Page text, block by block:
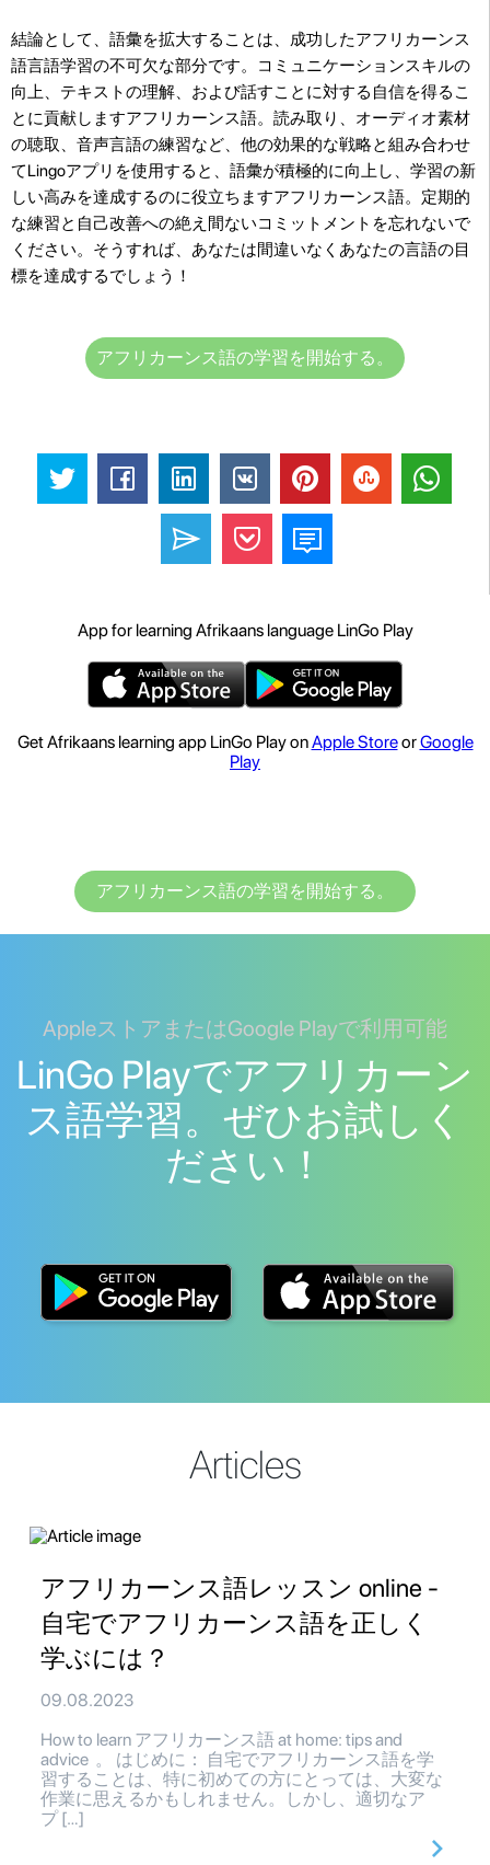
結論として、語彙を拡大することは、成功したアフリカーンス
語言語学習の不可欠な部分です。コミュニケーションスキルの
向上、テキストの理解、および話すことに対する自信を得るこ
とに貢献しますアフリカーンス語。読み取り、オーディオ素材
の聴取、音声言語の練習など、他の効果的な戦略と組み合わせ
てLingoアプリを使用すると、語彙が積極的に向上し、学習の新
しい高みを達成するのに役立ちますアフリカーンス語。定期的
な練習と自己改善への絶え間ないコミットメントを忘れないで
ください。そうすれば、あなたは間違いなくあなたの言語の目
標を達成するでしょう！
アフリカーンス語の学習を開始する。
App for learning Afrikaans language LinGo Play
Get Afrikaans learning app LinGo Play onApple StoreorGoogle
Play
アフリカーンス語の学習を開始する。
AppleストアまたはGoogle Playで利用可能
LinGo Playでアフリカーン
ス語学習。ぜひお試しく
ださい！
Articles
アフリカーンス語レッスン online -
自宅でアフリカーンス語を正しく
学ぶには？
09.08.2023
How to learn アフリカーンス語 at home: tips and
advice 。 はじめに： 自宅でアフリカーンス語を学
習することは、特に初めての方にとっては、大変な
作業に思えるかもしれません。しかし、適切なア
プ […]